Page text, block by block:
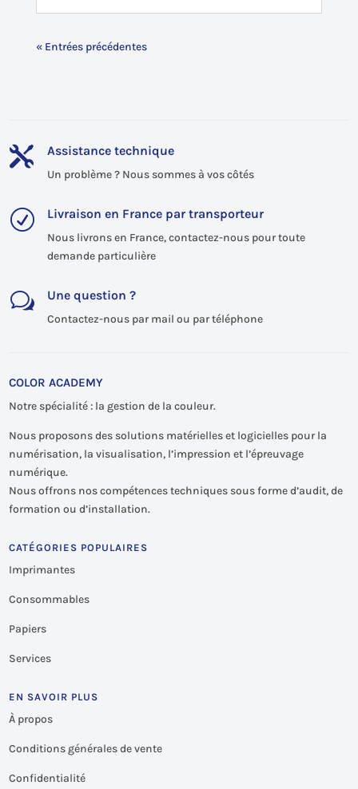
« Entrées précédentes
 Assistance technique
Un problème ? Nous sommes à vos côtés
R Livraison en France par transporteur
Nous livrons en France, contactez-nous pour toute
demande particulière
w Une question ?
Contactez-nous par mail ou par téléphone
COLOR ACADEMY
Notre spécialité : la gestion de la couleur.
Nous proposons des solutions matérielles et logicielles pour la
numérisation, la visualisation, l’impression et l’épreuvage
numérique.
Nous offrons nos compétences techniques sous forme d’audit, de
formation ou d’installation.
CATÉGORIES POPULAIRES
Imprimantes
Consommables
Papiers
Services
EN SAVOIR PLUS
À propos
Conditions générales de vente
Confidentialité